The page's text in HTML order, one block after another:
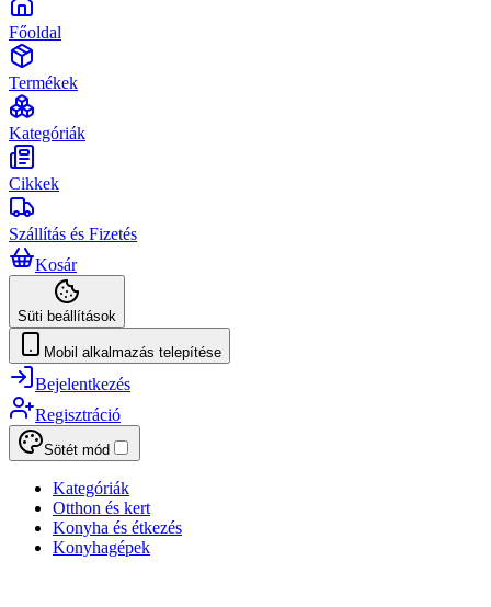
Főoldal
Termékek
Kategóriák
Cikkek
Szállítás és Fizetés
Kosár
Süti beállítások
Mobil alkalmazás telepítése
Bejelentkezés
Regisztráció
Sötét mód
Kategóriák
Otthon és kert
Konyha és étkezés
Konyhagépek